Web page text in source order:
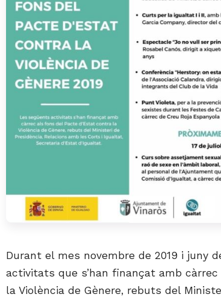
Durant el mes novembre de 2019 i juny
activitats que s’han finançat amb
la Violència de Gènere, rebuts del